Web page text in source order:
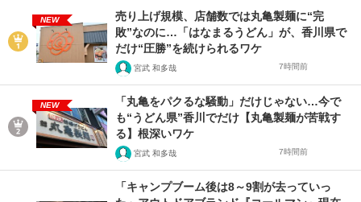
NEW
売り上げ規模、店舗数では丸亀製麺に“完
敗”なのに…「はなまるうどん」が、香川県で
だけ“圧勝”を続けられるワケ
宮武 和多哉 7時間前
NEW
「丸亀をパクるな騒動」だけじゃない…今で
も“うどん県”香川でだけ【丸亀製麺が苦戦す
る】根深いワケ
宮武 和多哉 7時間前
「キャンプブーム後は8～9割が去っていっ